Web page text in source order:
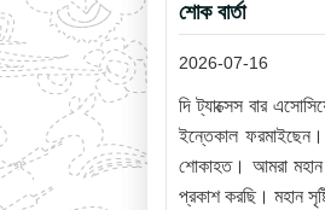
শোক বার্তা
2026-07-16
দি ট্যাক্সেস বার
ইন্তেকাল ফরমাইছেন।
শোকাহত। আমরা মহান
প্রকাশ করছি। মহান